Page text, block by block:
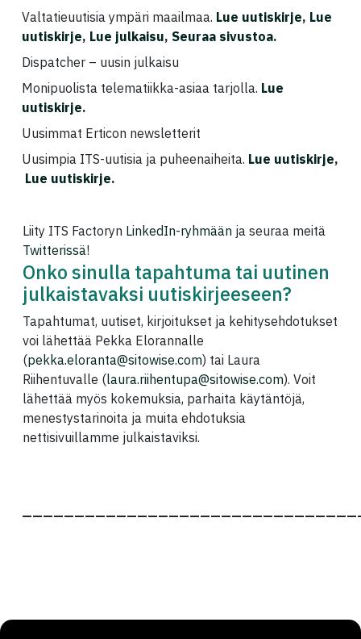
Valtatieuutisia ympäri maailmaa. Lue uutiskirje, Lue
uutiskirje, Lue julkaisu, Seuraa sivustoa.
Dispatcher – uusin julkaisu
Monipuolista telematiikka-asiaa tarjolla. Lue
uutiskirje.
Uusimmat Erticon newsletterit
Uusimpia ITS-uutisia ja puheenaiheita. Lue uutiskirje,
Lue uutiskirje.
Liity ITS Factoryn LinkedIn-ryhmään ja seuraa meitä
Twitterissä!
Onko sinulla tapahtuma tai uutinen
julkaistavaksi uutiskirjeeseen?
Tapahtumat, uutiset, kirjoitukset ja kehitysehdotukset
voi lähettää Pekka Elorannalle
(pekka.eloranta@sitowise.com) tai Laura
Riihentuvalle (laura.riihentupa@sitowise.com). Voit
lähettää myös kokemuksia, parhaita käytäntöjä,
menestystarinoita ja muita ehdotuksia
nettisivuillamme julkaistaviksi.